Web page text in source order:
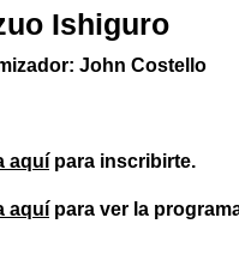
Ishiguro
John Costello
aquí para inscribirte.
aquí para ver la